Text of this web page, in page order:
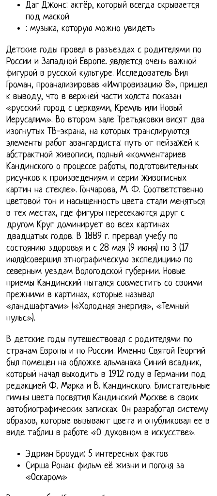
Даг Джонс: актёр, который всегда скрывается
под маской
: музыка, которую можно увидеть
Детские годы провел в разъездах с родителями по
России и Западной Европе. является очень важной
фигурой в русской культуре. Исследователь Вил
Громан, проанализировав «Импровизацию 8», пришел
к выводу, что в верхней части холста показан
«русский город с церквями, Кремль или Новый
Иерусалим». Во втором зале Третьяковки висят два
изогнутых ТВ-экрана, на которых транслируются
элементы работ авангардиста: путь от пейзажей к
абстрактной живописи, полный «комментариев
Кандинского о процессе работы, подготовительных
рисунков к произведениям и серии живописных
картин на стекле». Гончарова, М. Ф. Соответственно
цветовой тон и насыщенность цвета стали меняться
в тех местах, где фигуры пересекаются друг с
другом Круг доминирует во всех картинах
двадцатых годов. В 1889 г. прервал учебу по
состоянию здоровья и с 28 мая (9 июня) по 3 (17
июля)совершил этнографическую экспедициию по
северным уездам Вологодской губернии. Новые
приемы Кандинский пытался совместить со своими
прежними в картинах, которые называл
«ландшафтами» («Холодная энергия», «Темный
пульс»).
В детские годы путешествовал с родителями по
странам Европы и по России. Именно Святой Георгий
был помещен на обложке альманаха Синий всадник,
который начал выходить в 1912 году в Германии под
редакцией Ф. Марка и В. Кандинского. Блистательные
гимны цвета посвятил Кандинский Москве в своих
автобиографических записках. Он разработал систему
образов, которые вызывают цвета и опубликовал ее в
виде таблиц в работе «О духовном в искусстве».
Эдриан Броуди: 5 интересных фактов
Сирша Ронан: фильм её жизни и погоня за
«Оскаром»